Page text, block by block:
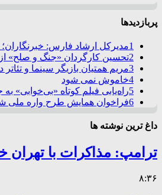
پربازدیدها
1مدیرکل ارشاد فارس:
2تحسین کارگردان «جنگ و صلح»
3مریم همتیان بازیگر سینما و
4خاموش نمی شود
5راه‌یابی فیلم کوتاه «بی‌خوابی»
6فراخوان همایش طرح واره ملی
داغ ترین نوشته ها
ترامپ: مذاکرات با
۸:۳۶